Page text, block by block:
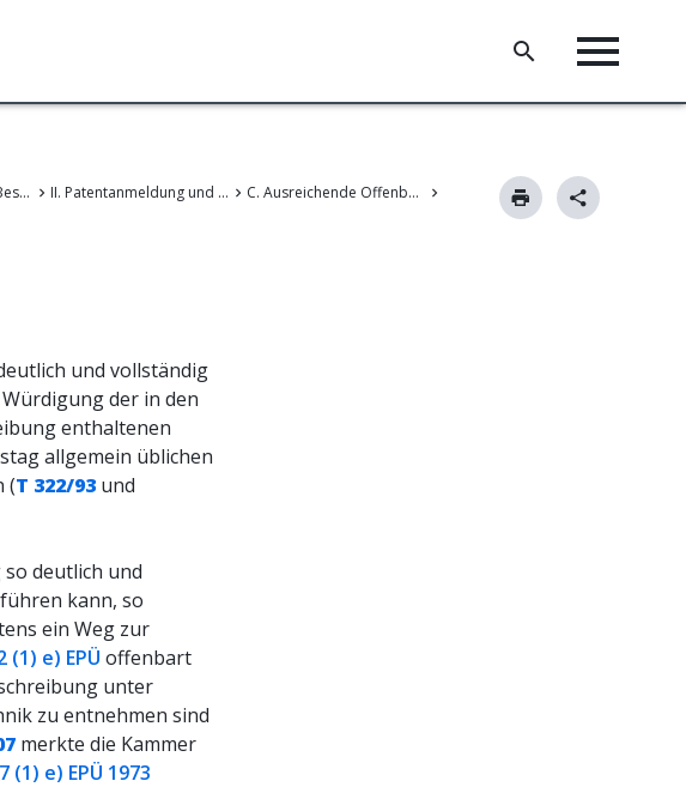
Rechtsprechung der Beschwerdekammern des Europäischen Patentamts II. Patentanmeldung und Änderungen
C. Ausreichende Offenbarung
und vollständig
der in den
enthaltenen
allgemein üblichen
(T 322/93 und
deutlich und
kann, so
ein Weg zur
(1) e) EPÜ offenbart
unter
zu entnehmen sind
merkte die Kammer
(1) e) EPÜ 1973